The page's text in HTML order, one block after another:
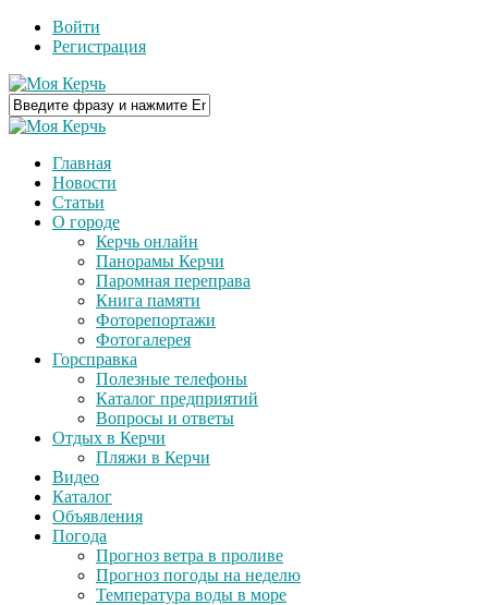
Войти
Регистрация
Главная
Новости
Статьи
О городе
Керчь онлайн
Панорамы Керчи
Паромная переправа
Книга памяти
Фоторепортажи
Фотогалерея
Горсправка
Полезные телефоны
Каталог предприятий
Вопросы и ответы
Отдых в Керчи
Пляжи в Керчи
Видео
Каталог
Объявления
Погода
Прогноз ветра в проливе
Прогноз погоды на неделю
Температура воды в море